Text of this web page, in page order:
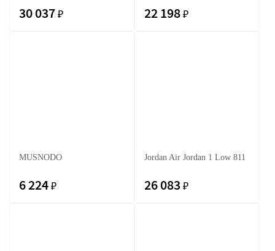
30 037 ₽ 22 198 ₽
MUSNODO
6 224 ₽
Jordan Air Jordan 1 Low 811
26 083 ₽